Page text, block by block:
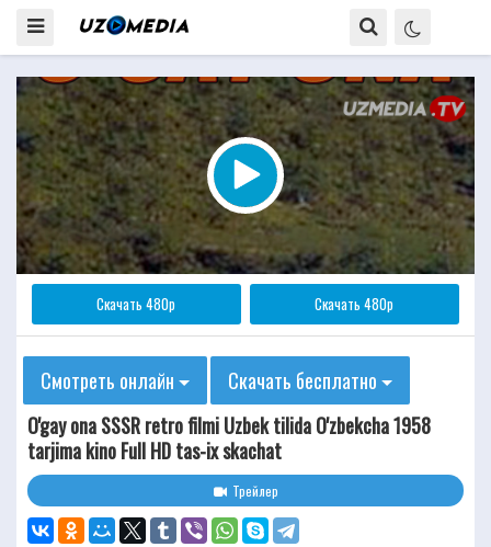
Скачать 480p Скачать 480p
Смотреть онлайн
Скачать бесплатно
O'gay ona SSSR retro filmi Uzbek tilida O'zbekcha 1958
tarjima kino Full HD tas-ix skachat
Трейлер